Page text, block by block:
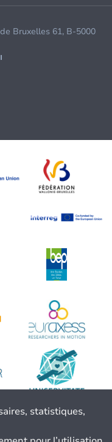
Bruxelles 61, B-5000
statistiques,